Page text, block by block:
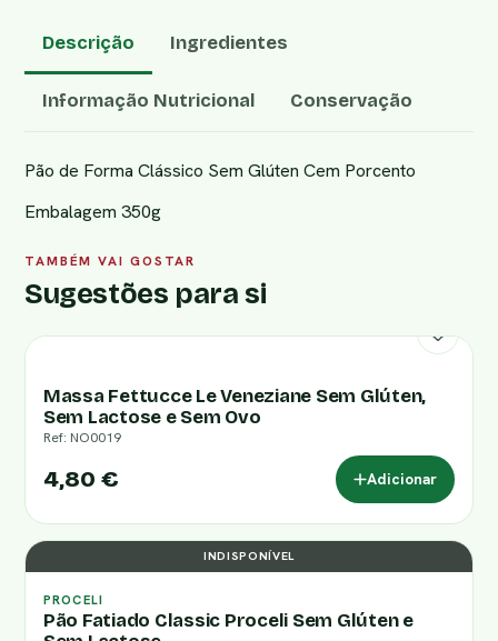
Descrição Ingredientes
Informação Nutricional Conservação
Pão de Forma Clássico Sem Glúten Cem Porcento
Embalagem 350g
TAMBÉM VAI GOSTAR
Sugestões para si
Massa Fettucce Le Veneziane Sem Glúten,
Sem Lactose e Sem Ovo
Ref: NO0019
4,80 € Adicionar
INDISPONÍVEL
PROCELI
Pão Fatiado Classic Proceli Sem Glúten e